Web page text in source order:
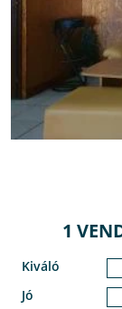
1
Kiváló
Jó